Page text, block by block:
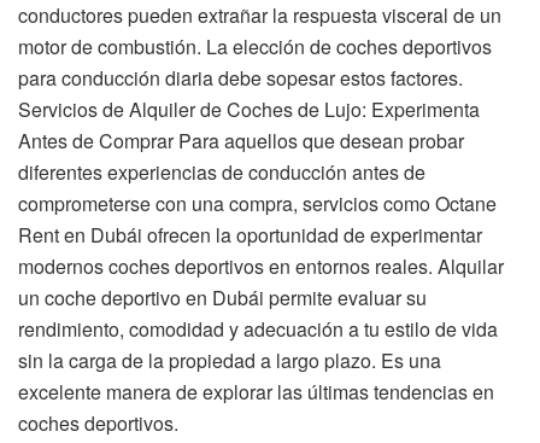
conductores pueden extrañar la respuesta visceral de un
motor de combustión. La elección de coches deportivos
para conducción diaria debe sopesar estos factores.
Servicios de Alquiler de Coches de Lujo: Experimenta
Antes de Comprar Para aquellos que desean probar
diferentes experiencias de conducción antes de
comprometerse con una compra, servicios como Octane
Rent en Dubái ofrecen la oportunidad de experimentar
modernos coches deportivos en entornos reales. Alquilar
un coche deportivo en Dubái permite evaluar su
rendimiento, comodidad y adecuación a tu estilo de vida
sin la carga de la propiedad a largo plazo. Es una
excelente manera de explorar las últimas tendencias en
coches deportivos.